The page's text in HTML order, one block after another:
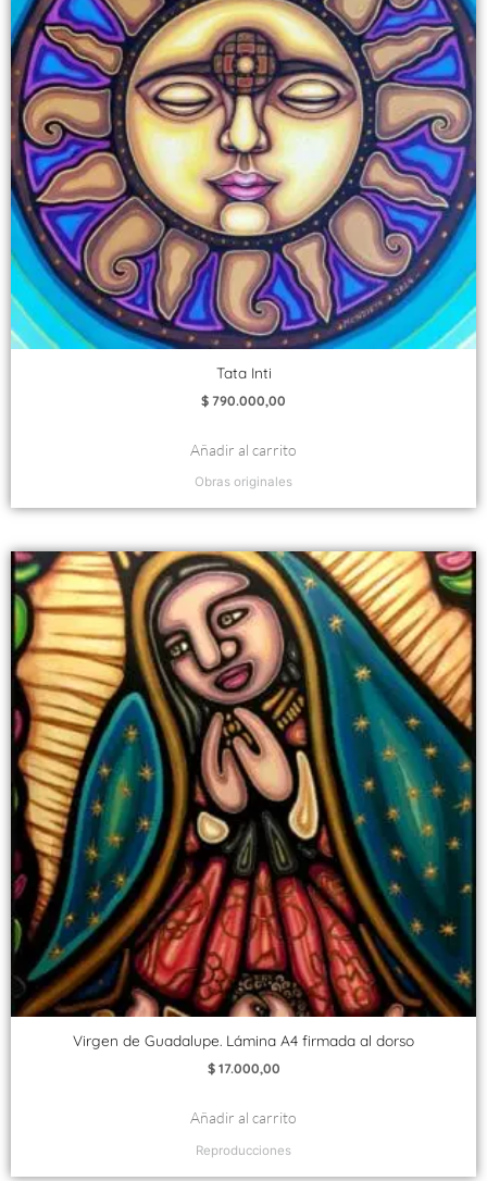
Tata Inti
$ 790.000,00
Añadir al carrito
Obras originales
Virgen de Guadalupe. Lámina A4 firmada al dorso
$17.000,00
Añadir al carrito
Reproducciones